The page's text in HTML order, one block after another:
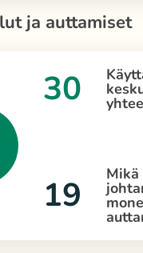
ja auttamiset
30
19 Mikä